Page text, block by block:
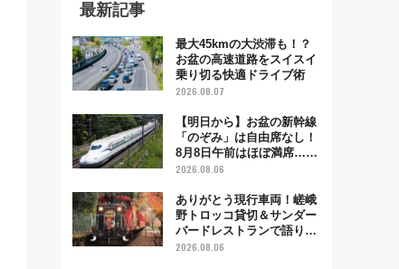
最新記事
最大45kmの大渋滞も！？
お盆の高速道路をスイスイ
乗り切る快適ドライブ術
2026.08.07
【明日から】お盆の新幹線
「のぞみ」は自由席なし！
8月8日午前はほぼ満席…で
も数時間ズラせば空きが見
「空席」探しのコツ
2026.08.06
ありがとう現行車両！嵯峨
野トロッコ貸切＆サンダー
バードレストランで語り合
う秋の京都 斉藤雪乃＆福
2026.08.06